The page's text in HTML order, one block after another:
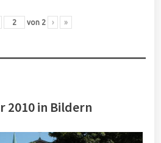
von 2 › »
2010 in Bildern